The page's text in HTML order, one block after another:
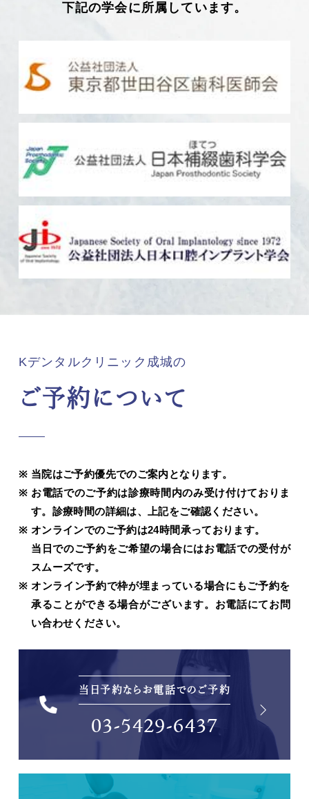
下記の学会に所属しています。
Kデンタルクリニック成城の
ご予約について
当院はご予約優先でのご案内となります。
お電話でのご予約は診療時間内のみ受け付けておりま
す。診療時間の詳細は、上記をご確認ください。
オンラインでのご予約は24時間承っております。
当日でのご予約をご希望の場合にはお電話での受付が
スムーズです。
オンライン予約で枠が埋まっている場合にもご予約を
承ることができる場合がございます。お電話にてお問
い合わせください。
当日予約ならお電話でのご予約
03-5429-6437